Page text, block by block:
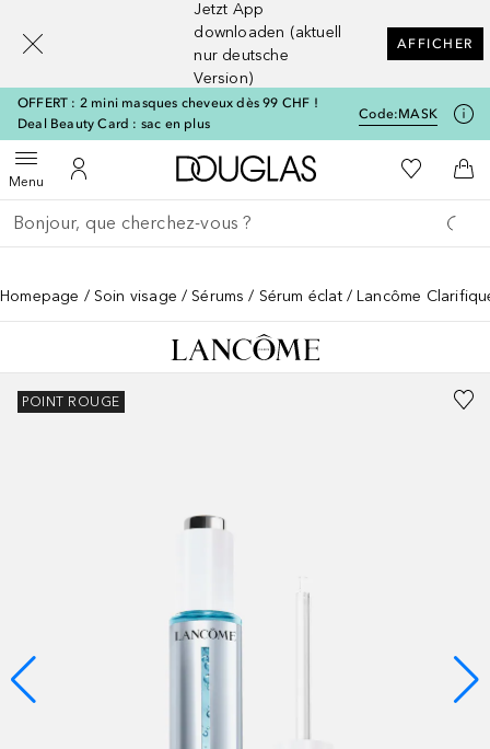
Jetzt App
downloaden (aktuell
nur deutsche
Version)
AFFICHER
OFFERT : 2 mini masques cheveux dès 99 CHF !
Deal Beauty Card : sac en plus
Code:MASK
MenuOuvrir le menuVers Mon Compte
Vers l'accueil Douglas
Vers Ma
Retourner
Exécuter la recherche
Homepage Soin visage Sérums Sérum éclat Lancôme
POINT ROUGE
[navigation.slideout.screenreader]